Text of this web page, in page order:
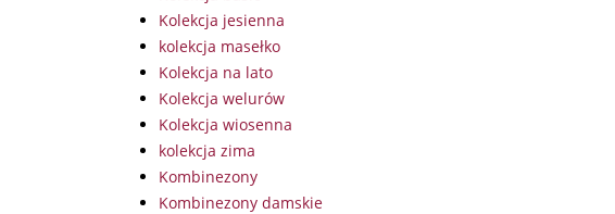
Kolekcja jesienna
kolekcja masełko
Kolekcja na lato
Kolekcja welurów
Kolekcja wiosenna
kolekcja zima
Kombinezony
Kombinezony damskie